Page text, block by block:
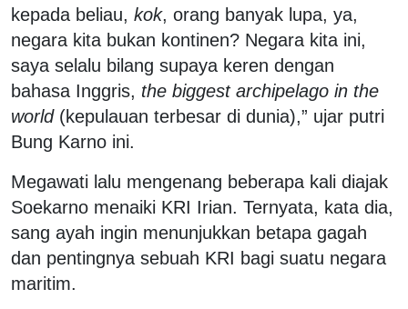
kepada beliau, kok, orang banyak lupa, ya,
negara kita bukan kontinen? Negara kita ini,
saya selalu bilang supaya keren dengan
bahasa Inggris, the biggest archipelago in the
world(kepulauan terbesar di dunia),” ujar putri
Bung Karno ini.
Megawati lalu mengenang beberapa kali diajak
Soekarno menaiki KRI Irian. Ternyata, kata dia,
sang ayah ingin menunjukkan betapa gagah
dan pentingnya sebuah KRI bagi suatu negara
maritim.